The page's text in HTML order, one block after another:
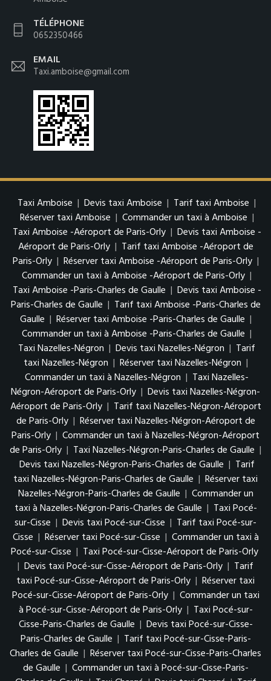
TÉLÉPHONE
0652350466
EMAIL
Taxi.amboise@gmail.com
Taxi Amboise | Devis taxi Amboise | Tarif taxi Amboise |
Réserver taxi Amboise | Commander un taxi à Amboise |
Taxi Amboise -Aéroport de Paris-Orly | Devis taxi Amboise -
Aéroport de Paris-Orly | Tarif taxi Amboise -Aéroport de
Paris-Orly | Réserver taxi Amboise -Aéroport de Paris-Orly |
Commander un taxi à Amboise -Aéroport de Paris-Orly |
Taxi Amboise -Paris-Charles de Gaulle | Devis taxi Amboise -
Paris-Charles de Gaulle | Tarif taxi Amboise -Paris-Charles de
Gaulle | Réserver taxi Amboise -Paris-Charles de Gaulle |
Commander un taxi à Amboise -Paris-Charles de Gaulle |
Taxi Nazelles-Négron | Devis taxi Nazelles-Négron | Tarif
taxi Nazelles-Négron | Réserver taxi Nazelles-Négron |
Commander un taxi à Nazelles-Négron | Taxi Nazelles-
Négron-Aéroport de Paris-Orly | Devis taxi Nazelles-Négron-
Aéroport de Paris-Orly | Tarif taxi Nazelles-Négron-Aéroport
de Paris-Orly | Réserver taxi Nazelles-Négron-Aéroport de
Paris-Orly | Commander un taxi à Nazelles-Négron-Aéroport
de Paris-Orly | Taxi Nazelles-Négron-Paris-Charles de Gaulle |
Devis taxi Nazelles-Négron-Paris-Charles de Gaulle | Tarif
taxi Nazelles-Négron-Paris-Charles de Gaulle | Réserver taxi
Nazelles-Négron-Paris-Charles de Gaulle | Commander un
taxi à Nazelles-Négron-Paris-Charles de Gaulle | Taxi Pocé-
sur-Cisse | Devis taxi Pocé-sur-Cisse | Tarif taxi Pocé-sur-
Cisse | Réserver taxi Pocé-sur-Cisse | Commander un taxi à
Pocé-sur-Cisse | Taxi Pocé-sur-Cisse-Aéroport de Paris-Orly
| Devis taxi Pocé-sur-Cisse-Aéroport de Paris-Orly | Tarif
taxi Pocé-sur-Cisse-Aéroport de Paris-Orly | Réserver taxi
Pocé-sur-Cisse-Aéroport de Paris-Orly | Commander un taxi
à Pocé-sur-Cisse-Aéroport de Paris-Orly | Taxi Pocé-sur-
Cisse-Paris-Charles de Gaulle | Devis taxi Pocé-sur-Cisse-
Paris-Charles de Gaulle | Tarif taxi Pocé-sur-Cisse-Paris-
Charles de Gaulle | Réserver taxi Pocé-sur-Cisse-Paris-Charles
de Gaulle | Commander un taxi à Pocé-sur-Cisse-Paris-